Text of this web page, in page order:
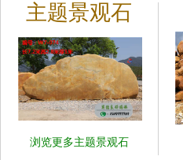
主题景观石
浏览更多主题景观石